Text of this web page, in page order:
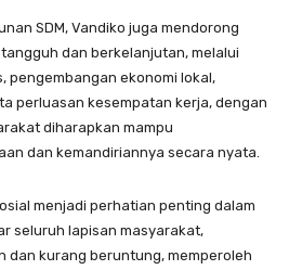
SDM, Vandiko juga mendorong
dan berkelanjutan, melalui
pengembangan ekonomi lokal,
perluasan kesempatan kerja, dengan
diharapkan mampu
dan kemandiriannya secara nyata.
menjadi perhatian penting dalam
seluruh lapisan masyarakat,
dan kurang beruntung, memperoleh